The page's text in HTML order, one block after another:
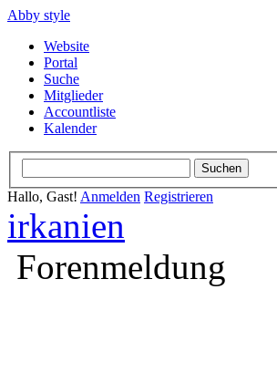
Abby style
Website
Portal
Suche
Mitglieder
Accountliste
Kalender
Hallo, Gast! Anmelden Registrieren
irkanien
Forenmeldung